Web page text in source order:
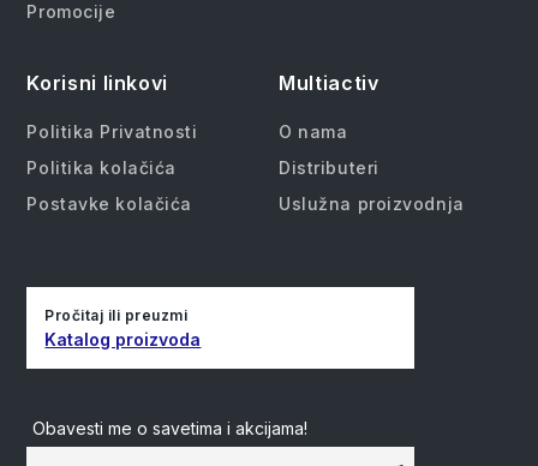
Promocije
Korisni linkovi
Politika Privatnosti
Politika kolačića
Postavke kolačića
Multiactiv
O nama
Distributeri
Uslužna proizvodnja
Pročitaj ili preuzmi
Katalog proizvoda
Obavesti me o savetima i akcijama!